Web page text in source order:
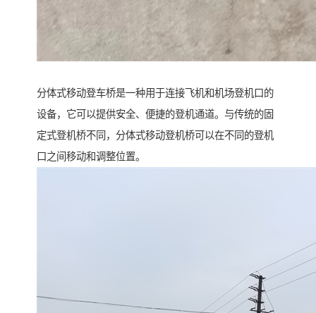
分体式移动登车桥是一种用于连接飞机和机场登机口的
设备，它可以提供安全、便捷的登机通道。与传统的固
定式登机桥不同，分体式移动登机桥可以在不同的登机
口之间移动和调整位置。